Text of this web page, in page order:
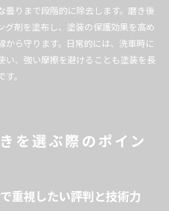
曇りまで段階的に除去します。磨き後
グ剤を塗布し、塗装の保護効果を高め
から守ります。日常的には、洗車時に
い、強い摩擦を避けることも塗装を長
。
を選ぶ際のポイン
重視したい評判と技術力